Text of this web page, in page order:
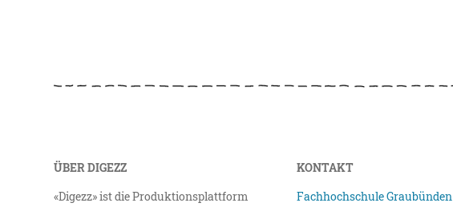
ÜBER DIGEZZ
«Digezz» ist die Produktionsplattform
KONTAKT
Fachhochschule Graubünden